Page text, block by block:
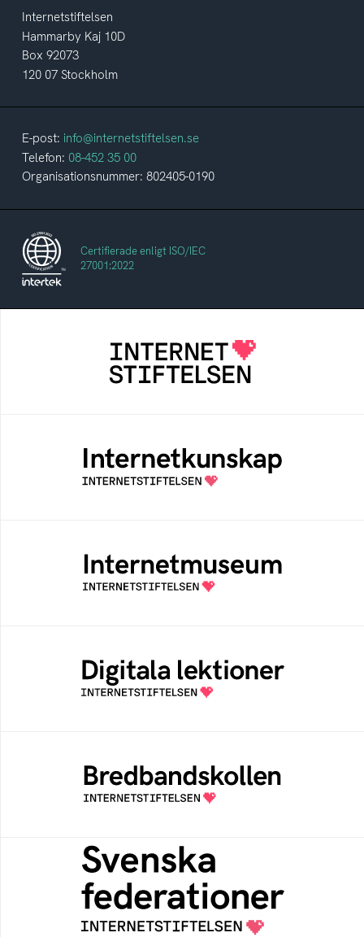
Internetstiftelsen
Hammarby Kaj 10D
Box 92073
120 07 Stockholm
E-post: info@internetstiftelsen.se
Telefon: 08-452 35 00
Organisationsnummer: 802405-0190
Certifierade enligt ISO/IEC
27001:2022
Internetstiftelsen verkar för ett internet som
bidrar positivt till människan och samhället
Samlad kunskap som hjälper dig att bli en
säker och medveten internetanvändare
Ett digitalt museum som byggts, och kureras
av Internetstiftelsen
Öppen digital lärresurs med färdiga lektioner
för alla stadier i grundskolan
Bredbandskollen är ett oberoende
konsumentverktyg som drivs av
Internetstiftelsen
Svenska federationer
Grunden för medlemskap i en sektors- eller
kontextspecifik federation